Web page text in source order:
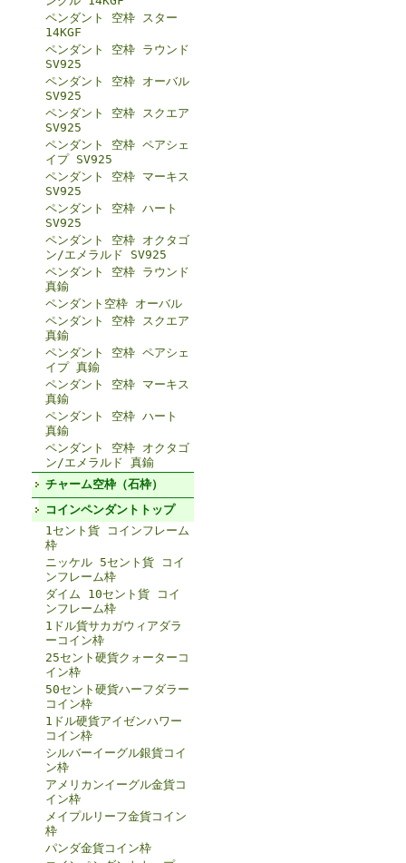
ペンダント 空枠 スター
14KGF
ペンダント 空枠 ラウンド
SV925
ペンダント 空枠 オーバル
SV925
ペンダント 空枠 スクエア
SV925
ペンダント 空枠 ペアシェ
イプ SV925
ペンダント 空枠 マーキス
SV925
ペンダント 空枠 ハート
SV925
ペンダント 空枠 オクタゴ
ン/エメラルド SV925
ペンダント 空枠 ラウンド
真鍮
ペンダント空枠 オーバル
ペンダント 空枠 スクエア
真鍮
ペンダント 空枠 ペアシェ
イプ 真鍮
ペンダント 空枠 マーキス
真鍮
ペンダント 空枠 ハート
真鍮
ペンダント 空枠 オクタゴ
ン/エメラルド 真鍮
チャーム空枠（石枠）
コインペンダントトップ
1セント貨 コインフレーム
枠
ニッケル 5セント貨 コイ
ンフレーム枠
ダイム 10セント貨 コイ
ンフレーム枠
1ドル貨サカガウィアダラ
ーコイン枠
25セント硬貨クォーターコ
イン枠
50セント硬貨ハーフダラー
コイン枠
1ドル硬貨アイゼンハワー
コイン枠
シルバーイーグル銀貨コイ
ン枠
アメリカンイーグル金貨コ
イン枠
メイプルリーフ金貨コイン
枠
パンダ金貨コイン枠